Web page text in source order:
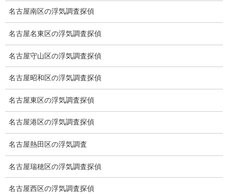
弊社の調査料金は調査員の人数、調査日数、調査時間を協
議の上、決定いたします。
弊社は、基本2名体制で行います。
調査員の人数は状況で3名以上の調査員が必要になりますが、難易
報告書の中身は何処まで？
弊社の報告書は、調査を行った証拠及びホテル等の撮影日
立ち寄り先の撮影、記録。
が判明した場合）は、すべてご報告書に明記いたします。
名古屋南区の浮気調査探偵
名古屋名東区の浮気調査探偵
名古屋守山区の浮気調査探偵
名古屋昭和区の浮気調査探偵
名古屋東区の浮気調査探偵
名古屋港区の浮気調査探偵
名古屋熱田区の浮気調査
名古屋瑞穂区の浮気調査探偵
名古屋西区の浮気調査探偵